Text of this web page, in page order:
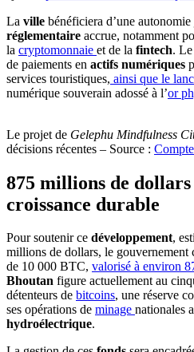
La ville bénéficiera d’une autonomie
réglementaire accrue, notamment
la cryptomonnaie et de la fintech.
de paiements en actifs numériques
services touristiques, ainsi que le
numérique souverain adossé à l’or
Le projet de Gelephu Mindfulness
décisions récentes – Source :
875 millions de
croissance durable
Pour soutenir ce développement,
millions de dollars, le gouvernement
de 10 000 BTC, valorisé à environ
Bhoutan figure actuellement au
détenteurs de bitcoins, une réserve
ses opérations de minage nationales
hydroélectrique.